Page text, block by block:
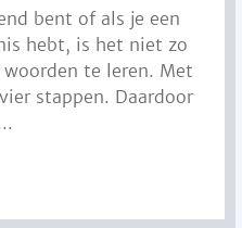
bent of als je een
hebt, is het niet zo
te leren. Met
stappen. Daardoor